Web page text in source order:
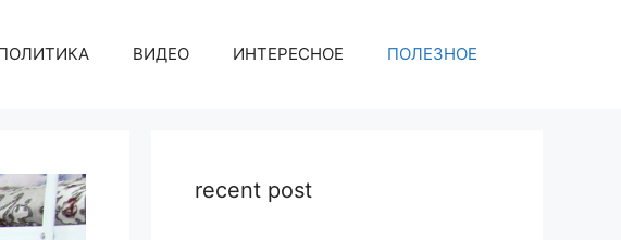
ВИДЕО ИНТЕРЕСНОЕ ПОЛЕЗНОЕ
recent post